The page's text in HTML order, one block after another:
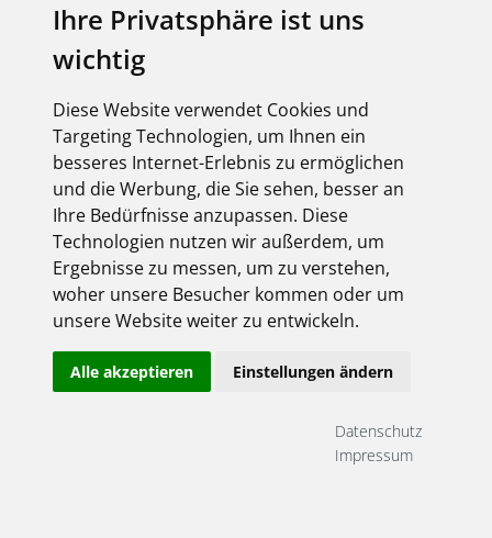
Ihre Privatsphäre ist uns
wichtig
Diese Website verwendet Cookies und
Targeting Technologien, um Ihnen ein
besseres Internet-Erlebnis zu ermöglichen
und die Werbung, die Sie sehen, besser an
Ihre Bedürfnisse anzupassen. Diese
Technologien nutzen wir außerdem, um
Ergebnisse zu messen, um zu verstehen,
woher unsere Besucher kommen oder um
unsere Website weiter zu entwickeln.
Alle akzeptieren Einstellungen ändern
Datenschutz
Impressum